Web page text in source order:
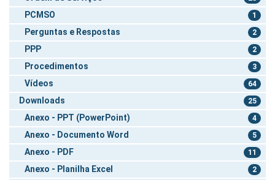
PCMSO 1
Perguntas e Respostas 2
PPP 2
Procedimentos 3
Vídeos 64
Downloads 25
Anexo - PPT (PowerPoint) 4
Anexo - Documento Word 5
Anexo - PDF 11
Anexo - Planilha Excel 2